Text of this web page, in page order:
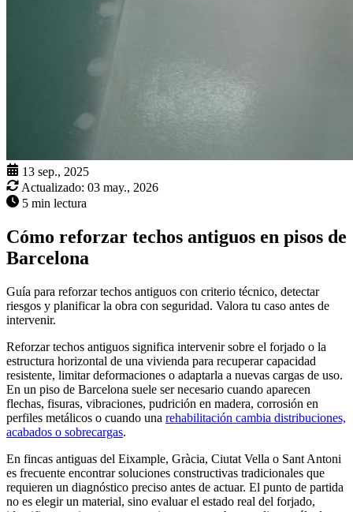
13 sep., 2025
Actualizado: 03 may., 2026
5 min lectura
Cómo reforzar techos antiguos en pisos de
Barcelona
Guía para reforzar techos antiguos con criterio técnico, detectar
riesgos y planificar la obra con seguridad. Valora tu caso antes de
intervenir.
Reforzar techos antiguos significa intervenir sobre el forjado o la
estructura horizontal de una vivienda para recuperar capacidad
resistente, limitar deformaciones o adaptarla a nuevas cargas de uso.
En un piso de Barcelona suele ser necesario cuando aparecen
flechas, fisuras, vibraciones, pudrición en madera, corrosión en
perfiles metálicos o cuando una rehabilitación cambia distribuciones,
acabados o sobrecargas.
En fincas antiguas del Eixample, Gràcia, Ciutat Vella o Sant Antoni
es frecuente encontrar soluciones constructivas tradicionales que
requieren un diagnóstico preciso antes de actuar. El punto de partida
no es elegir un material, sino evaluar el estado real del forjado,